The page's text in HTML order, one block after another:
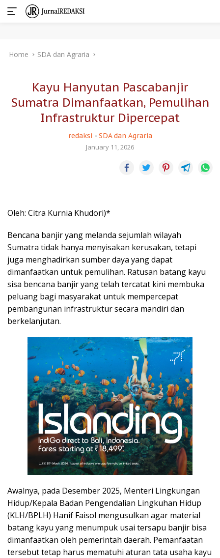
Home SDA dan Agraria
Kayu Hanyutan Pascabanjir
Sumatra Dimanfaatkan, Pemulihan
Infrastruktur Dipercepat
redaksi - SDA dan Agraria
January 11, 2026
Oleh: Citra Kurnia Khudori)*
Bencana banjir yang melanda sejumlah wilayah
Sumatra tidak hanya menyisakan kerusakan, tetapi
juga menghadirkan sumber daya yang dapat
dimanfaatkan untuk pemulihan. Ratusan batang kayu
sisa bencana banjir yang telah tercatat kini membuka
peluang bagi masyarakat untuk mempercepat
pembangunan infrastruktur secara mandiri dan
berkelanjutan.
Awalnya, pada Desember 2025, Menteri Lingkungan
Hidup/Kepala Badan Pengendalian Lingkuhan Hidup
(KLH/BPLH) Hanif Faisol mengusulkan agar material
batang kayu yang menumpuk usai tersapu banjir bisa
dimanfaatkan oleh pemerintah daerah. Pemanfaatan
tersebut tetap harus mematuhi aturan tata usaha kayu